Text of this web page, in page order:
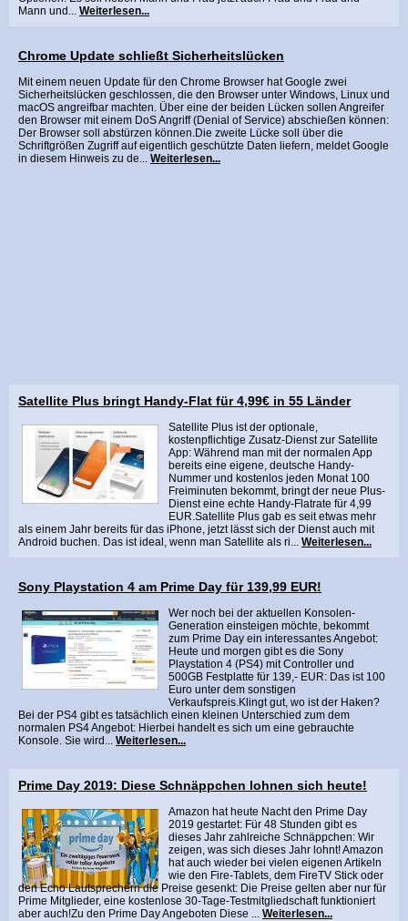
Mann und... Weiterlesen...
Chrome Update schließt Sicherheitslücken
Mit einem neuen Update für den Chrome Browser hat Google zwei
Sicherheitslücken geschlossen, die den Browser unter Windows, Linux und
macOS angreifbar machten. Über eine der beiden Lücken sollen Angreifer
den Browser mit einem DoS Angriff (Denial of Service) abschießen können:
Der Browser soll abstürzen können.Die zweite Lücke soll über die
Schriftgrößen Zugriff auf eigentlich geschützte Daten liefern, meldet Google
in diesem Hinweis zu de... Weiterlesen...
Satellite Plus bringt Handy-Flat für 4,99€ in 55 Länder
Satellite Plus ist der optionale,
kostenpflichtige Zusatz-Dienst zur Satellite
App: Während man mit der normalen App
bereits eine eigene, deutsche Handy-
Nummer und kostenlos jeden Monat 100
Freiminuten bekommt, bringt der neue Plus-
Dienst eine echte Handy-Flatrate für 4,99
EUR.Satellite Plus gab es seit etwas mehr
als einem Jahr bereits für das iPhone, jetzt lässt sich der Dienst auch mit
Android buchen. Das ist ideal, wenn man Satellite als ri... Weiterlesen...
Sony Playstation 4 am Prime Day für 139,99 EUR!
Wer noch bei der aktuellen Konsolen-
Generation einsteigen möchte, bekommt
zum Prime Day ein interessantes Angebot:
Heute und morgen gibt es die Sony
Playstation 4 (PS4) mit Controller und
500GB Festplatte für 139,- EUR: Das ist 100
Euro unter dem sonstigen
Verkaufspreis.Klingt gut, wo ist der Haken?
Bei der PS4 gibt es tatsächlich einen kleinen Unterschied zum dem
normalen PS4 Angebot: Hierbei handelt es sich um eine gebrauchte
Konsole. Sie wird... Weiterlesen...
Prime Day 2019: Diese Schnäppchen lohnen sich heute!
Amazon hat heute Nacht den Prime Day
2019 gestartet: Für 48 Stunden gibt es
dieses Jahr zahlreiche Schnäppchen: Wir
zeigen, was sich dieses Jahr lohnt! Amazon
hat auch wieder bei vielen eigenen Artikeln
wie den Fire-Tablets, dem FireTV Stick oder
den Echo Lautsprechern die Preise gesenkt: Die Preise gelten aber nur für
Prime Mitglieder, eine kostenlose 30-Tage-Testmitgliedschaft funktioniert
aber auch!Zu den Prime Day Angeboten Diese ... Weiterlesen...